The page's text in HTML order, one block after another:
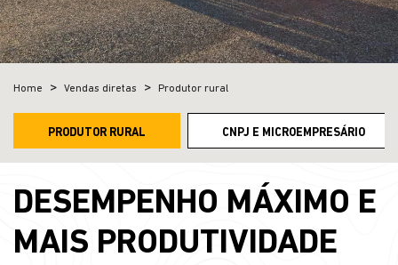
Home Vendas diretas Produtor rural
CNPJ E MICROEMPRESÁRIO
PRODUTOR RURAL
DESEMPENHO MÁXIMO E
MAIS PRODUTIVIDADE